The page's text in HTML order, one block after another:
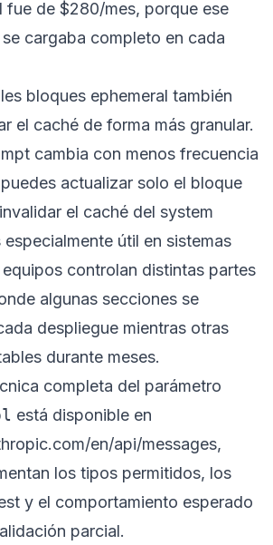
fue de $280/mes, porque ese
cargaba completo en cada
bloques ephemeral también
el caché de forma más granular.
cambia con menos frecuencia
actualizar solo el bloque
el caché del system
útil en sistemas
controlan distintas partes
algunas secciones se
despliegue mientras otras
durante meses.
completa del parámetro
está disponible en
en/api/messages,
los tipos permitidos, los
y el comportamiento esperado
parcial.